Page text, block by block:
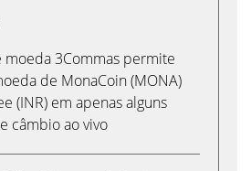
moeda 3Commas permite
de MonaCoin (MONA)
(INR) em apenas alguns
câmbio ao vivo